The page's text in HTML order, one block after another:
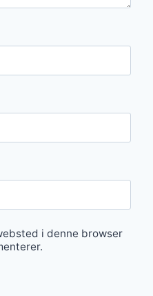
i denne browser